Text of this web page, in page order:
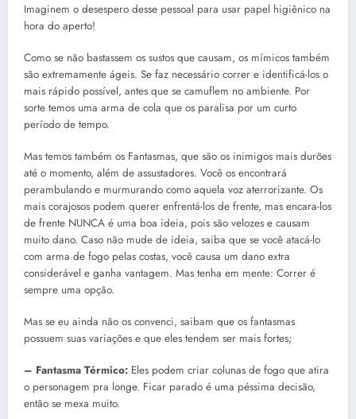
Imaginem o desespero desse pessoal para usar papel higiênico na
hora do aperto!
Como se não bastassem os sustos que causam, os mímicos também
são extremamente ágeis. Se faz necessário correr e identificá-los o
mais rápido possível, antes que se camuflem no ambiente. Por
sorte temos uma arma de cola que os paralisa por um curto
período de tempo.
Mas temos também os Fantasmas, que são os inimigos mais durões
até o momento, além de assustadores. Você os encontrará
perambulando e murmurando como aquela voz aterrorizante. Os
mais corajosos podem querer enfrentá-los de frente, mas encara-los
de frente NUNCA é uma boa ideia, pois são velozes e causam
muito dano. Caso não mude de ideia, saiba que se você atacá-lo
com arma de fogo pelas costas, você causa um dano extra
considerável e ganha vantagem. Mas tenha em mente: Correr é
sempre uma opção.
Mas se eu ainda não os convenci, saibam que os fantasmas
possuem suas variações e que eles tendem ser mais fortes;
– Fantasma Térmico: Eles podem criar colunas de fogo que atira
o personagem pra longe. Ficar parado é uma péssima decisão,
então se mexa muito.